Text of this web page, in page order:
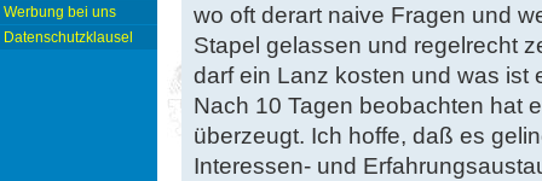
Werbung bei uns
Datenschutzklausel
wo oft derart naive Fragen und
Stapel gelassen und regelrecht
darf ein Lanz kosten und was ist
Nach 10 Tagen beobachten hat
überzeugt. Ich hoffe, daß es
Interessen- und